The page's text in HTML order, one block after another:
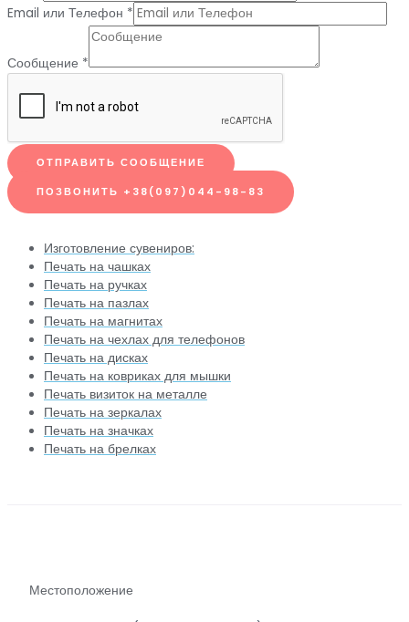
Email или Телефон *
Сообщение *
ОТПРАВИТЬ СООБЩЕНИЕ
ПОЗВОНИТЬ +38(097)044-98-83
Изготовление сувениров:
Печать на чашках
Печать на ручках
Печать на пазлах
Печать на магнитах
Печать на чехлах для телефонов
Печать на дисках
Печать на ковриках для мышки
Печать визиток на металле
Печать на зеркалах
Печать на значках
Печать на брелках
Местоположение